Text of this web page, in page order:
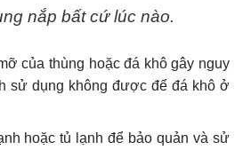
nắp bất cứ lúc nào.
của thùng hoặc đá khô gây nguy
sử dụng không được để đá khô ở
hoặc tủ lạnh để bảo quản và sử